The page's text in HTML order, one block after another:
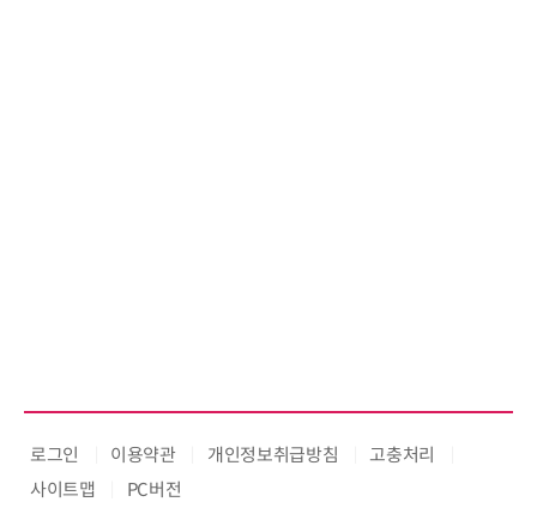
로그인 이용약관 개인정보취급방침
고충처리
사이트맵
PC버전